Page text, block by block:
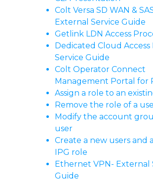
Colt Versa SD WAN &
External Service Guide
Getlink LDN Access
Dedicated Cloud Access
Service Guide
Colt Operator Connect
Management Portal for
Assign a role to an
Remove the role of a
Modify the account
user
Create a new users and
IPG role
Ethernet VPN- External
Guide